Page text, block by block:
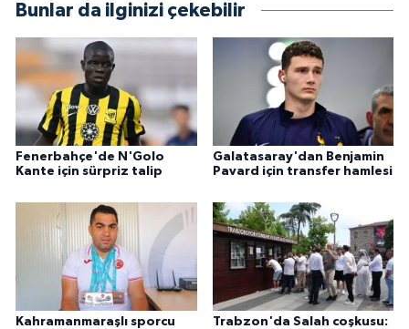
Bunlar da ilginizi çekebilir
Fenerbahçe'de N'Golo
Kante için sürpriz talip
Galatasaray'dan Benjamin
Pavard için transfer hamlesi
Kahramanmaraşlı sporcu
Trabzon'da Salah coşkusu: